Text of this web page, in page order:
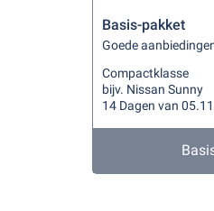
Basis-pakket
Goede
Compactklasse
bijv. Nissan Sunny
14 Dagen van